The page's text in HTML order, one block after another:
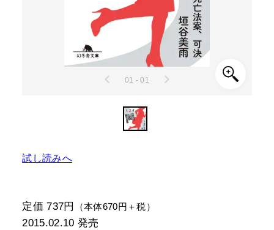
01 - 01
試し読みへ
定価 737円 （本体670円＋税）
2015.02.10 発売